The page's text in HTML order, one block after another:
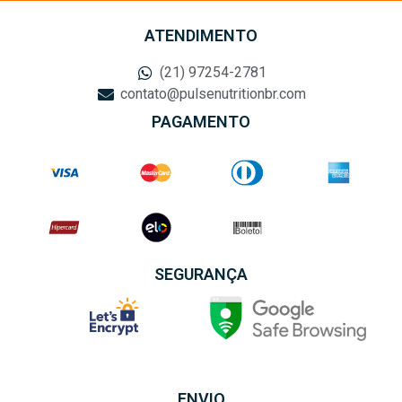
ATENDIMENTO
(21) 97254-2781
contato@pulsenutritionbr.com
PAGAMENTO
SEGURANÇA